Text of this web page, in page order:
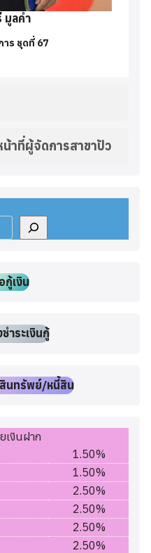
มูลคำ
าร ชุดที่ 67
าที่ผู้จัดการสาขาปัว
กู้เงิน
ำระเงินกู้
นทรัพย์/หนี้สิน
เงินฝาก
1.50%
1.50%
2.50%
2.50%
2.50%
2.50%